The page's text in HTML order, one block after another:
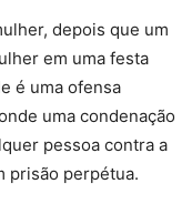
depois que um
em uma festa
é uma ofensa
uma condenação
pessoa contra a
prisão perpétua.